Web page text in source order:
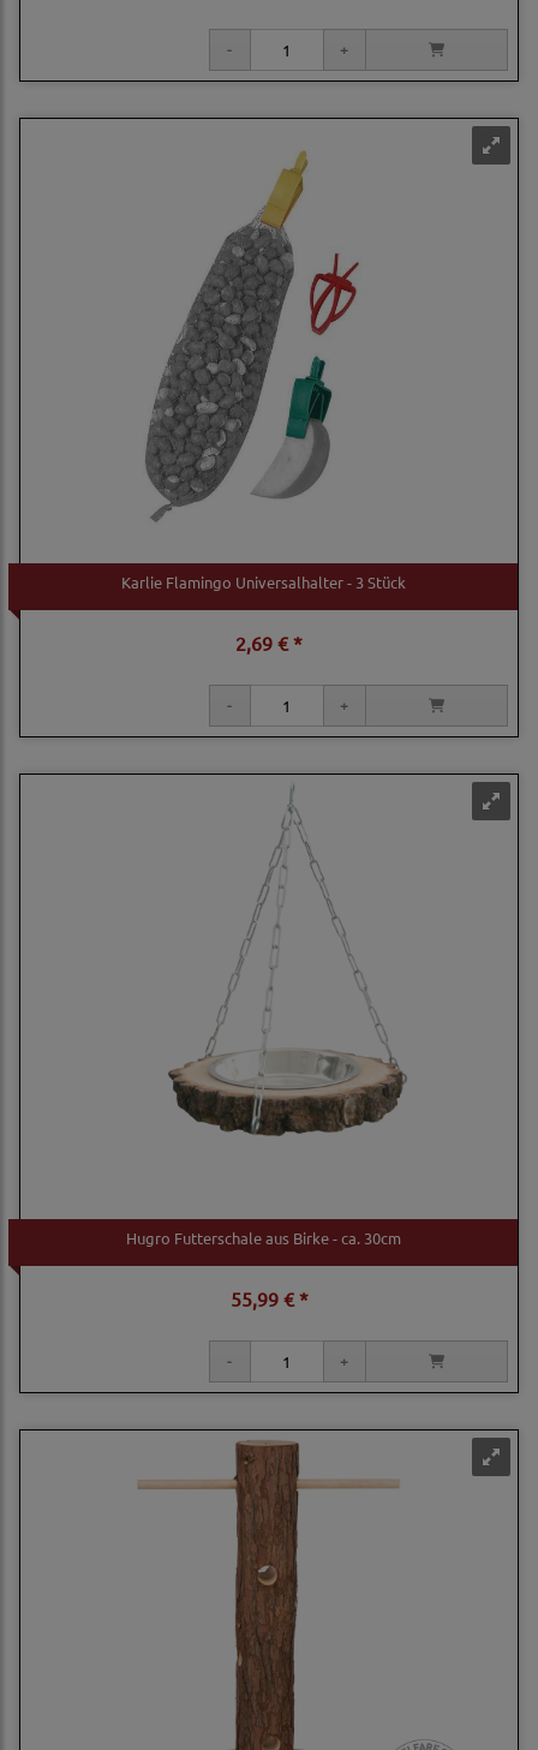
Karlie Flamingo Universalhalter - 3 Stück
2,69 € *
Hugro Futterschale aus Birke - ca. 30cm
55,99 € *